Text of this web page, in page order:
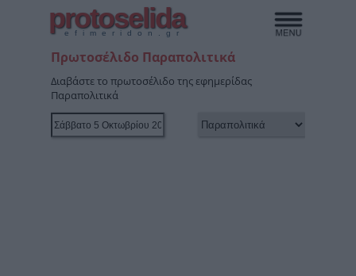
protoselida
efimeridon.gr
Πρωτοσέλιδο Παραπολιτικά
Διαβάστε το πρωτοσέλιδο της εφημερίδας
Παραπολιτικά